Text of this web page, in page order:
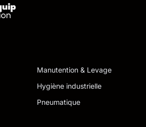
Manutention & Levage
Hygiène industrielle
Pneumatique